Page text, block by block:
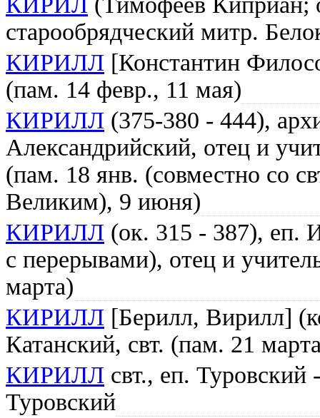
старообрядческий митр.
КИРИЛЛ [Константин
(пам. 14 февр., 11 мая)
КИРИЛЛ (375-380 - 444),
Александрийский, отец и
(пам. 18 янв. (совместно со
Великим), 9 июня)
КИРИЛЛ (ок. 315 - 387), еп.
с перерывами), отец и
марта)
КИРИЛЛ [Берилл, Вирилл]
Катанский, свт. (пам. 21
КИРИЛЛ свт., еп.
Туровский